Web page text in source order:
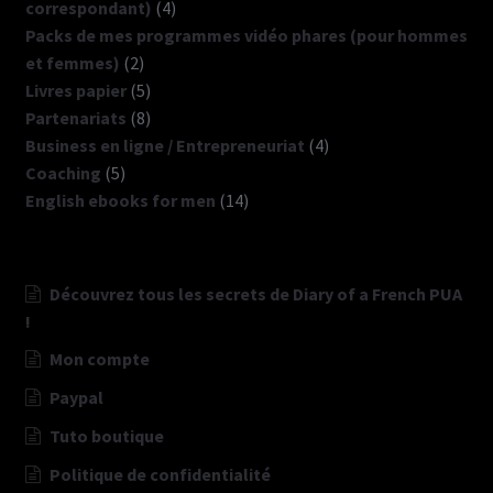
correspondant) 44
produits
Packs de mes programmes vidéo phares (pour hommes
et femmes) 22
produits
Livres papier 55
produits
Partenariats 88
produits
Business en ligne / Entrepreneuriat 44
Coaching 55
produits
English ebooks for men 1414
Découvrez tous les secrets de Diary of a French PUA
!
Mon compte
Paypal
Tuto boutique
Politique de confidentialité